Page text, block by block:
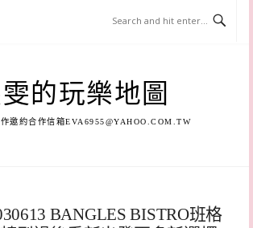
的玩樂地圖
邀約合作信箱EVA6955@YAHOO.COM.TW
BANGLES BISTRO班格